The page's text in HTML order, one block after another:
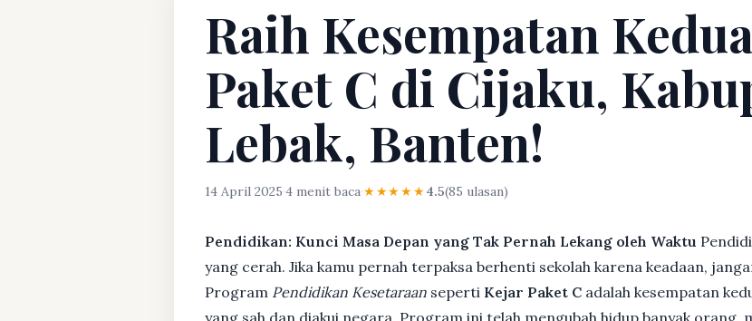
Raih Kesempatan
Paket C di Cijaku,
Lebak, Banten!
14 April 2025·4 menit baca·★★★★★4.5(85 ulasan)
Pendidikan: Kunci Masa Depan yang Tak Pernah Lekang oleh Waktu
yang cerah. Jika kamu pernah terpaksa berhenti sekolah karena keadaan,
Program Pendidikan Kesetaraan seperti Kejar Paket C adalah kesempatan
yang sah dan diakui negara. Program ini telah mengubah hidup banyak orang,